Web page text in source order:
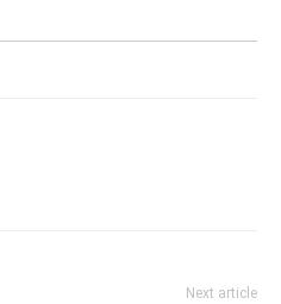
Next article